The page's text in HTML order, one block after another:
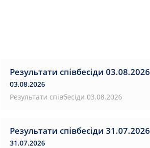
Результати співбесіди 03.08.2026
03.08.2026
Результати співбесіди 03.08.2026
Результати співбесіди 31.07.2026
31.07.2026